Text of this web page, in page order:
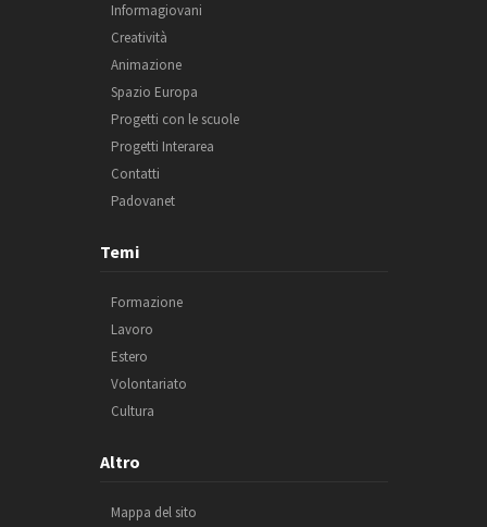
Informagiovani
Creatività
Animazione
Spazio Europa
Progetti con le scuole
Progetti Interarea
Contatti
Padovanet
Temi
Formazione
Lavoro
Estero
Volontariato
Cultura
Altro
Mappa del sito